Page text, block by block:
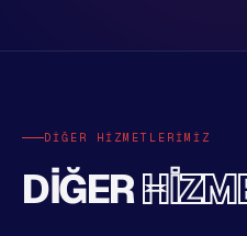
DIĞER HIZMETLERIMIZ
DIĞER